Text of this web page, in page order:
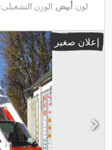
لون: أبيض, الوزن التشغيلي:
, معدات:الهيدروليكا,
إعلان صغير